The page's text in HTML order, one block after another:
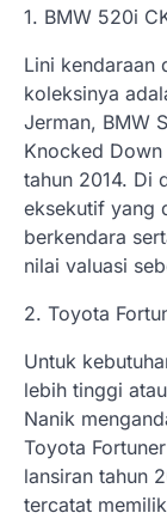
1. BMW 520i
Lini kendaraan
koleksinya
Jerman, BMW
Knocked
tahun 2014. Di
eksekutif yang
berkendara
nilai valuasi
2. Toyota
Untuk
lebih tinggi
Nanik
Toyota
lansiran tahun
tercatat